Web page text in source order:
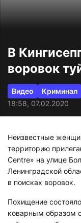
В
воровок
Видео Криминал
18:58, 07.02.2020
Неизвестные
территорию
Centre» на улице
Ленинградской
в поисках воровок.
Похищение
коварным образом